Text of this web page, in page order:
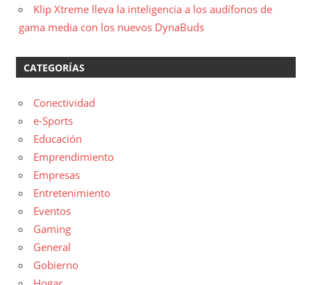
Klip Xtreme lleva la inteligencia a los audífonos de
gama media con los nuevos DynaBuds
CATEGORÍAS
Conectividad
e-Sports
Educación
Emprendimiento
Empresas
Entretenimiento
Eventos
Gaming
General
Gobierno